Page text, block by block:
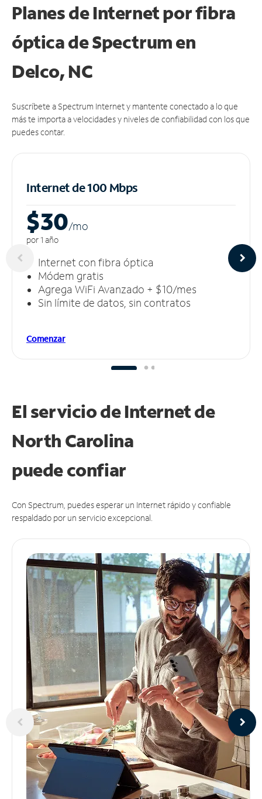
Planes de Internet por fibra
óptica de Spectrum en
Delco, NC
Suscríbete a Spectrum Internet y mantente conectado a lo que
más te importa a velocidades y niveles de confiabilidad con los que
puedes contar.
Internet de 100 Mbps
$30/mo
por 1 año
Internet con fibra óptica
Módem gratis
Agrega WiFi Avanzado + $10/mes
Sin límite de datos, sin contratos
Comenzar
El servicio de Internet de
North Carolina
puedeconfiar
Con Spectrum, puedes esperar un Internet rápido y confiable
respaldado por un servicio excepcional.